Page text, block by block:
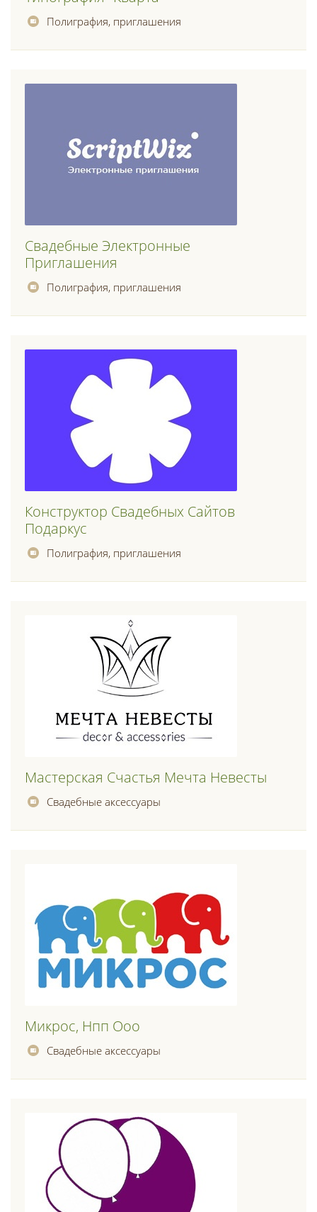
Полиграфия, приглашения
Свадебные Электронные
Приглашения
Полиграфия, приглашения
Конструктор Свадебных Сайтов
Подаркус
Полиграфия, приглашения
Мастерская Счастья Мечта Невесты
Свадебные аксессуары
Микрос, Нпп Ооо
Свадебные аксессуары